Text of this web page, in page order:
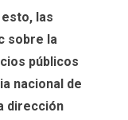
las
sobre la
públicos
nacional de
dirección